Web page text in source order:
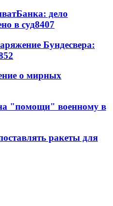
дело
в суд8407
Бундесвера:
о мирных
"помощи" военному в
ракеты для